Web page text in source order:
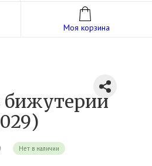
Моя корзина
бижутерии
Нет в наличии